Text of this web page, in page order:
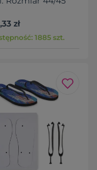
zł
1885 szt.